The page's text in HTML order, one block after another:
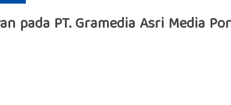
pada PT. Gramedia Asri Media